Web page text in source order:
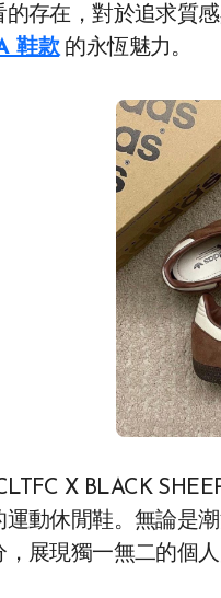
存在，對於追求質
鞋款的永恆魅力。
X BLACK
運動休閒鞋。無論是
展現獨一無二的個人